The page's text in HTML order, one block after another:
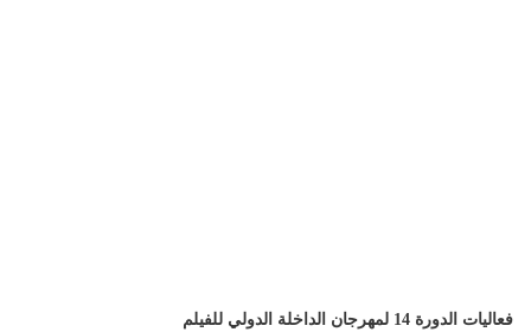
فعاليات الدورة 14 لمهرجان الداخلة الدولي للفيلم